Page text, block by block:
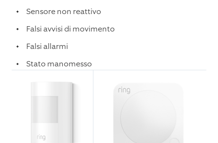
Sensore non reattivo
Falsi avvisi di movimento
Falsi allarmi
Stato manomesso